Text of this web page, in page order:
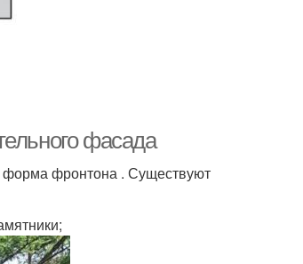
фасада
форма фронтона . Существуют